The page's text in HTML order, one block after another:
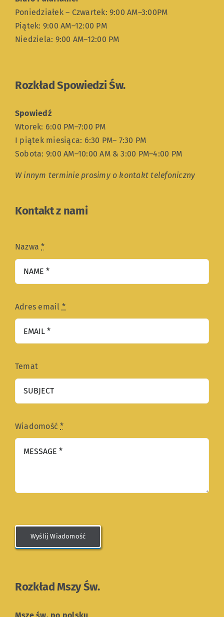
Poniedziałek – Czwartek: 9:00 AM–3:00PM
Piątek: 9:00 AM–12:00 PM
Niedziela: 9:00 AM–12:00 PM
Rozkład Spowiedzi Św.
Spowiedź
Wtorek: 6:00 PM–7:00 PM
I piątek miesiąca: 6:30 PM– 7:30 PM
Sobota: 9:00 AM–10:00 AM & 3:00 PM–4:00 PM
W innym terminie prosimy o kontakt telefoniczny
Kontakt z nami
Nazwa*
Adres email *
Temat
Wiadomość*
Wyślij Wiadomość
Rozkład Mszy Św.
Msze św. po polsku